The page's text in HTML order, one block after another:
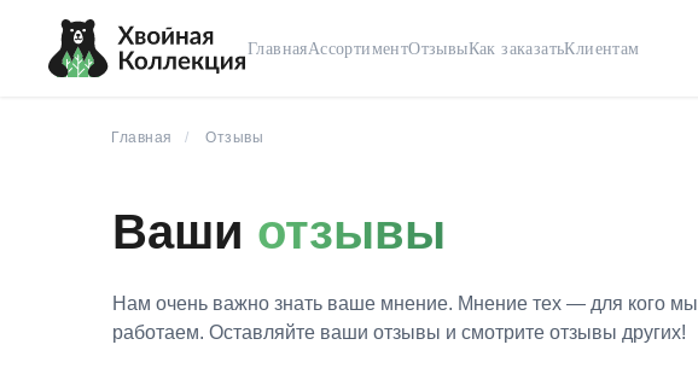
ГлавнаяАссортиментОтзывыКак заказатьКлиентам
Главная / Отзывы
Ваши отзывы
Нам очень важно знать ваше мнение. Мнение тех — для кого мы
работаем. Оставляйте ваши отзывы и смотрите отзывы других!